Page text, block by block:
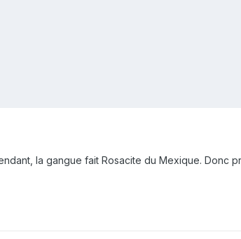
la gangue fait Rosacite du Mexique. Donc